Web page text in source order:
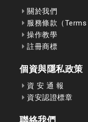
關於我們
服務條款（Terms
操作教學
註冊商標
個資與隱私政策
資 安 通 報
資安認證標章
聯絡我們